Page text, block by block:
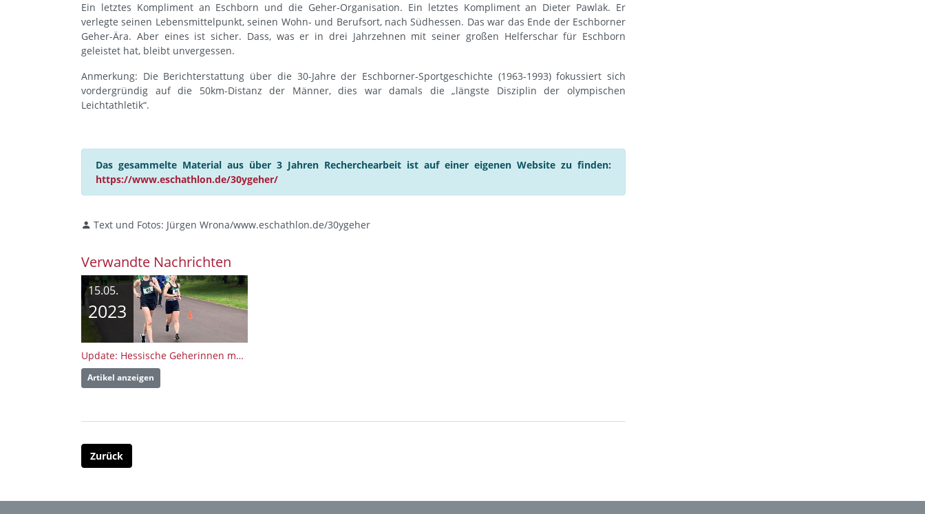
Ein letztes Kompliment an Eschborn und die Geher-Organisation. Ein letztes Kompliment an Dieter Pawlak. Er
verlegte seinen Lebensmittelpunkt, seinen Wohn- und Berufsort, nach Südhessen. Das war das Ende der Eschborner
Geher-Ära. Aber eines ist sicher. Dass, was er in drei Jahrzehnen mit seiner großen Helferschar für Eschborn
geleistet hat, bleibt unvergessen.
Anmerkung: Die Berichterstattung über die 30-Jahre der Eschborner-Sportgeschichte (1963-1993) fokussiert sich
vordergründig auf die 50km-Distanz der Männer, dies war damals die „längste Disziplin der olympischen
Leichtathletik“.
Das gesammelte Material aus über 3 Jahren Recherchearbeit ist auf einer eigenen Website zu finden:
https://www.eschathlon.de/30ygeher/
Text und Fotos: Jürgen Wrona/www.eschathlon.de/30ygeher
Verwandte Nachrichten
15.05.
2023
Update: Hessische Geherinnen melden internationale Ambitionen beim Straßengehen in Berlin an
Artikel anzeigen
Zurück